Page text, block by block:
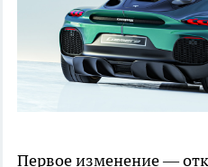
Первое изменение —